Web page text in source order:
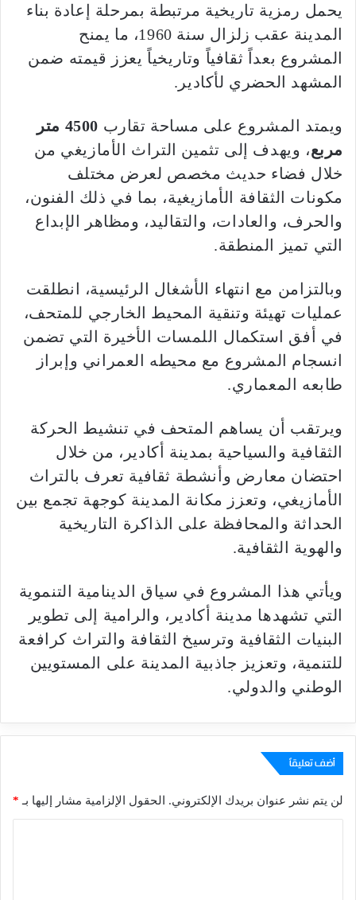
يحمل رمزية تاريخية مرتبطة بمرحلة إعادة بناء
المدينة عقب زلزال سنة 1960، ما يمنح
المشروع بعداً ثقافياً وتاريخياً يعزز قيمته ضمن
المشهد الحضري لأكادير.
ويمتد المشروع على مساحة تقارب
4500 متر
مربع، ويهدف إلى تثمين التراث الأمازيغي من
خلال فضاء حديث مخصص لعرض مختلف
مكونات الثقافة الأمازيغية، بما في ذلك الفنون،
والحرف، والعادات، والتقاليد، ومظاهر الإبداع
التي تميز المنطقة.
وبالتزامن مع انتهاء الأشغال الرئيسية، انطلقت
عمليات تهيئة وتنقية المحيط الخارجي للمتحف،
في أفق استكمال اللمسات الأخيرة التي تضمن
انسجام المشروع مع محيطه العمراني وإبراز
طابعه المعماري.
ويرتقب أن يساهم المتحف في تنشيط الحركة
الثقافية والسياحية بمدينة أكادير، من خلال
احتضان معارض وأنشطة ثقافية تعرف بالتراث
الأمازيغي، وتعزز مكانة المدينة كوجهة تجمع بين
الحداثة والمحافظة على الذاكرة التاريخية
والهوية الثقافية.
ويأتي هذا المشروع في سياق الدينامية التنموية
التي تشهدها مدينة أكادير، والرامية إلى تطوير
البنيات الثقافية وترسيخ الثقافة والتراث كرافعة
للتنمية، وتعزيز جاذبية المدينة على المستويين
الوطني والدولي.
أضف تعليقاً
لن يتم نشر عنوان بريدك الإلكتروني. الحقول الإلزامية مشار إليها بـ *